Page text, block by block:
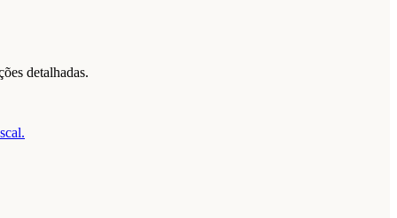
detalhadas.